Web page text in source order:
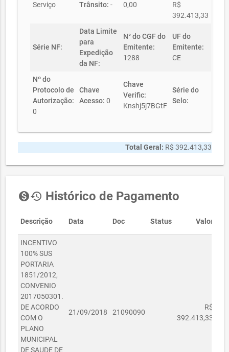
Serviço
Trânsito: -
0,00
R$
392.413,33
Série NF:
Data Limite
para
Expedição
da NF:
N° do CGF do
Emitente:
1288
UF do
Emitente:
CE
Nº do
Protocolo de
Autorização:
0
Chave
Acesso: 0
Chave
Verific:
Knshj5j7BGtF
Série do
Selo:
Total Geral: R$ 392.413,33
monetization_onhistory Histórico de Pagamento
Descrição Data Doc Status Valor
INCENTIVO
100% SUS
PORTARIA
1851/2012,
CONVENIO
2017050301.
DE ACORDO
COM O
PLANO
MUNICIPAL
DE SAUDE DE
21/09/2018 21090090
R$
392.413,33